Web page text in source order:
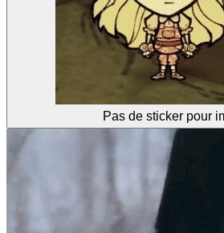
Pas de sticker pour